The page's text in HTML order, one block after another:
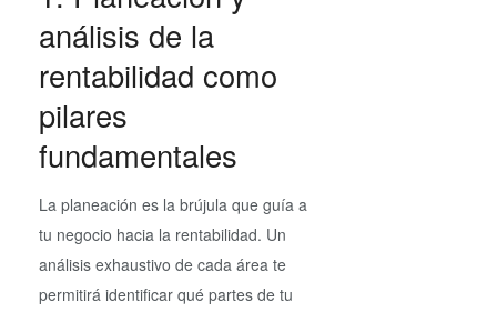
análisis de la
rentabilidad como
pilares
fundamentales
La planeación es la brújula que guía a
tu negocio hacia la rentabilidad. Un
análisis exhaustivo de cada área te
permitirá identificar qué partes de tu